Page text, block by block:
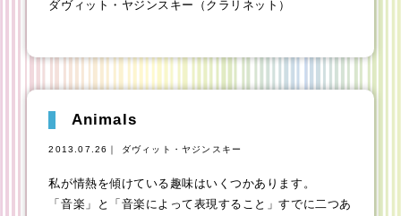
ダヴィット・ヤジンスキー（クラリネット）
Animals
2013.07.26｜ ダヴィット・ヤジンスキー
私が情熱を傾けている趣味はいくつかあります。
「音楽」と「音楽によって表現すること」すでに二つあ